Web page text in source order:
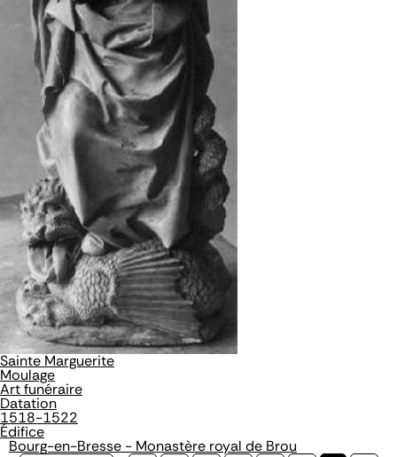
Sainte Marguerite
Moulage
Art funéraire
Datation
1518-1522
Édifice
Bourg-en-Bresse - Monastère royal de Brou